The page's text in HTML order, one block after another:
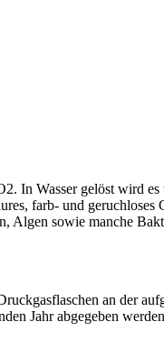
In Wasser gelöst wird es
farb- und geruchloses
Algen sowie manche
an der
Jahr abgegeben